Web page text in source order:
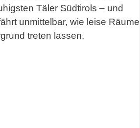
Täler Südtirols – und
unmittelbar, wie leise Räume
treten lassen.